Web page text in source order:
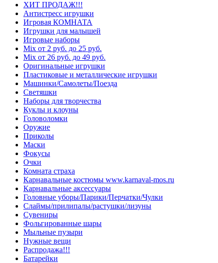
ХИТ ПРОДАЖ!!!
Антистресс игрушки
Игровая КОМНАТА
Игрушки для малышей
Игровые наборы
Mix от 2 руб. до 25 руб.
Mix от 26 руб. до 49 руб.
Оригинальные игрушки
Пластиковые и металлические игрушки
Машинки/Самолеты/Поезда
Светяшки
Наборы для творчества
Куклы и клоуны
Головоломки
Оружие
Приколы
Маски
Фокусы
Очки
Комната страха
Карнавальные костюмы www.karnaval-mos.ru
Карнавальные аксессуары
Головные уборы/Парики/Перчатки/Чулки
Слаймы/прилипалы/растушки/лизуны
Сувениры
Фольгированные шары
Мыльные пузыри
Нужные вещи
Распродажа!!!
Батарейки